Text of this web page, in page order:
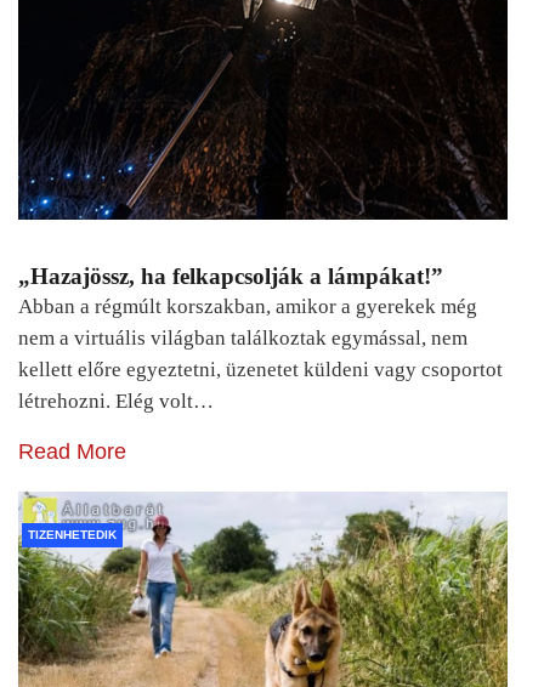
„Hazajössz, ha felkapcsolják a lámpákat!”
Abban a régmúlt korszakban, amikor a gyerekek még
nem a virtuális világban találkoztak egymással, nem
kellett előre egyeztetni, üzenetet küldeni vagy csoportot
létrehozni. Elég volt…
Read More
TIZENHETEDIK